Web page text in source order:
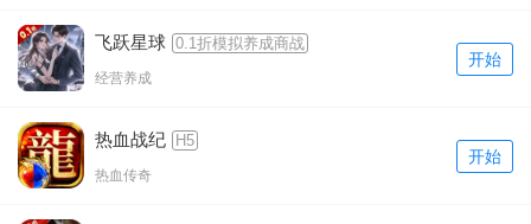
飞跃星球 0.1折模拟养成商战
经营养成
开始
热血战纪 H5
热血传奇
开始